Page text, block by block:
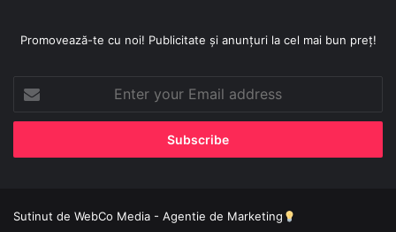
Promovează-te cu noi! Publicitate și anunțuri la cel mai bun preț!
Enter
your
Email
Sutinut de WebCo Media - Agentie de Marketing